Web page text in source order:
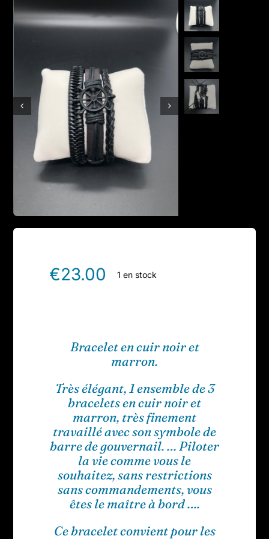
Boutique en ligne
Contact
€23.00 1 en stock
Bracelet en cuir noir et
marron.
Très élégant, 1 ensemble de 3
bracelets en cuir noir et
marron, très finement
travaillé avec son symbole de
barre de gouvernail. … Piloter
la vie comme vous le
souhaitez, sans restrictions
sans commandements, vous
êtes le maître à bord ….
Ce bracelet convient pour les